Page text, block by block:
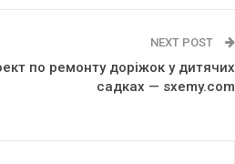
NEXT POST
по ремонту доріжок у дитячих
садках — sxemy.com